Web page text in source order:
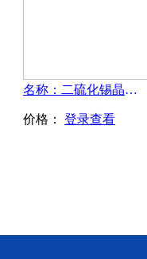
名称：二硫化锡晶体-SnS2
价格： 登录查看